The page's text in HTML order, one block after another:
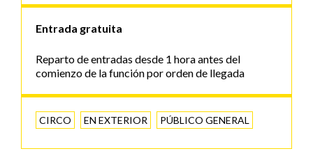
Entrada gratuita
Reparto de entradas desde 1 hora antes del
comienzo de la función por orden de llegada
CIRCO EN EXTERIOR PÚBLICO GENERAL